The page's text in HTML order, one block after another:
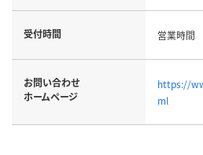
受付時間 営業時間
お問い合わせ
ホームページ
https://
ml